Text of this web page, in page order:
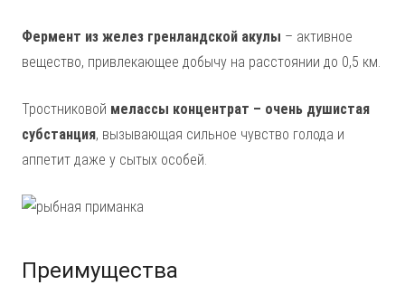
Фермент из желез гренландской акулы – активное
вещество, привлекающее добычу на расстоянии до 0,5 км.
Тростниковой мелассы концентрат – очень душистая
субстанция, вызывающая сильное чувство голода и
аппетит даже у сытых особей.
Преимущества